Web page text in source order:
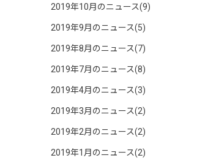
2019年10月のニュース(9)
2019年9月のニュース(5)
2019年8月のニュース(7)
2019年7月のニュース(8)
2019年4月のニュース(3)
2019年3月のニュース(2)
2019年2月のニュース(2)
2019年1月のニュース(2)